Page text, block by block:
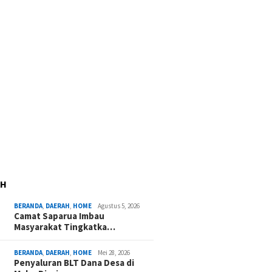
BERANDA DAERAH HOME Agustus 5, 2026
Camat Saparua Imbau
Masyarakat Tingkatka…
BERANDA DAERAH HOME Mei 28, 2026
Penyaluran BLT Dana Desa di